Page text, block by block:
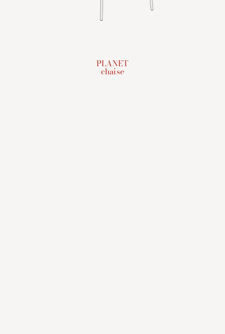
PLANET
chaise